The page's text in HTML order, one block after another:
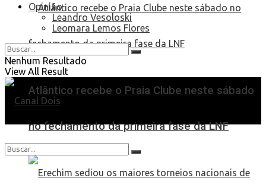
Atlântico recebe o Praia Clube neste sábado
no fechamento da primeira fase da LNF
Opinião
Leandro Vesoloski
Leomara Lemos Flores
Nenhum Resultado
View All Result